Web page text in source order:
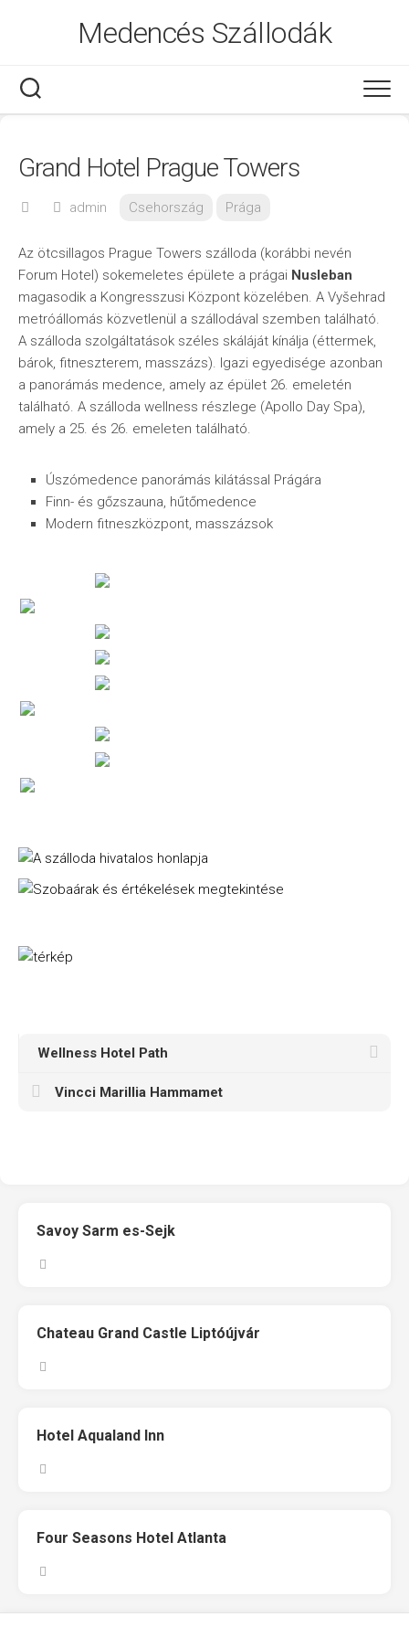
Medencés Szállodák
Grand Hotel Prague Towers
admin Csehország Prága
Az ötcsillagos Prague Towers szálloda (korábbi nevén
Forum Hotel) sokemeletes épülete a prágai Nusleban
magasodik a Kongresszusi Központ közelében. A Vyšehrad
metróállomás közvetlenül a szállodával szemben található.
A szálloda szolgáltatások széles skáláját kínálja (éttermek,
bárok, fitneszterem, masszázs). Igazi egyedisége azonban
a panorámás medence, amely az épület 26. emeletén
található. A szálloda wellness részlege (Apollo Day Spa),
amely a 25. és 26. emeleten található.
Úszómedence panorámás kilátással Prágára
Finn- és gőzszauna, hűtőmedence
Modern fitneszközpont, masszázsok
Wellness Hotel Path
Vincci Marillia Hammamet
Savoy Sarm es-Sejk
Chateau Grand Castle Liptóújvár
Hotel Aqualand Inn
Four Seasons Hotel Atlanta